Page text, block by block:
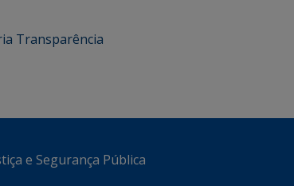
Transparência
e Segurança Pública